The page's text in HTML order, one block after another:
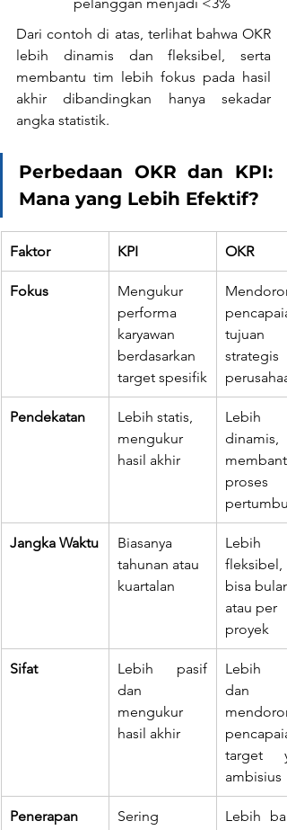
Dari contoh di atas, terlihat bahwa OKR
lebih dinamis dan fleksibel, serta
membantu tim lebih fokus pada hasil
akhir dibandingkan hanya sekadar
angka statistik.
Perbedaan OKR dan KPI:
Mana yang Lebih Efektif?
Faktor KPI OKR
Fokus
Mengukur
performa
karyawan
berdasarkan
target spesifik
tujuan
strategis
Pendekatan
Lebih statis,
mengukur
hasil akhir
Lebih
dinamis,
proses
Jangka Waktu
Biasanya
tahunan atau
kuartalan
Lebih
fleksibel,
bisa
atau per
proyek
Sifat
Lebih pasif
dan
mengukur
hasil akhir
Lebih
dan
target
ambisius
Penerapan
Sering
Lebih